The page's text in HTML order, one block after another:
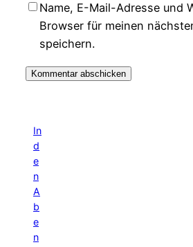
Name, E-Mail-Adresse und
Browser für meinen
speichern.
In
d
e
n
A
b
e
n